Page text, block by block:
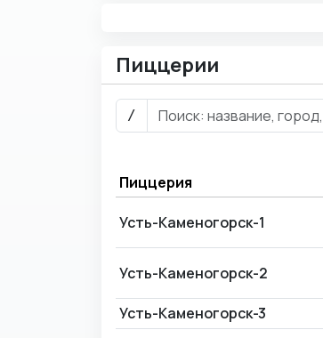
Пиццерии
/
Пиццерия
Усть-Каменогорск-1
Усть-Каменогорск-2
Усть-Каменогорск-3